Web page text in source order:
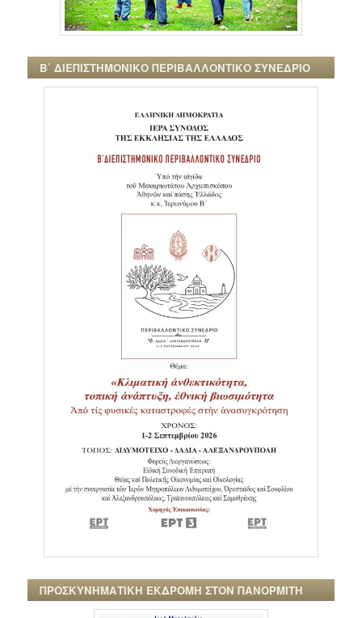
Β΄ ΔΙΕΠΙΣΤΗΜΟΝΙΚΟ ΠΕΡΙΒΑΛΛΟΝΤΙΚΟ ΣΥΝΕΔΡΙΟ
ΠΡΟΣΚΥΝΗΜΑΤΙΚΗ ΕΚΔΡΟΜΗ ΣΤΟΝ ΠΑΝΟΡΜΙΤΗ